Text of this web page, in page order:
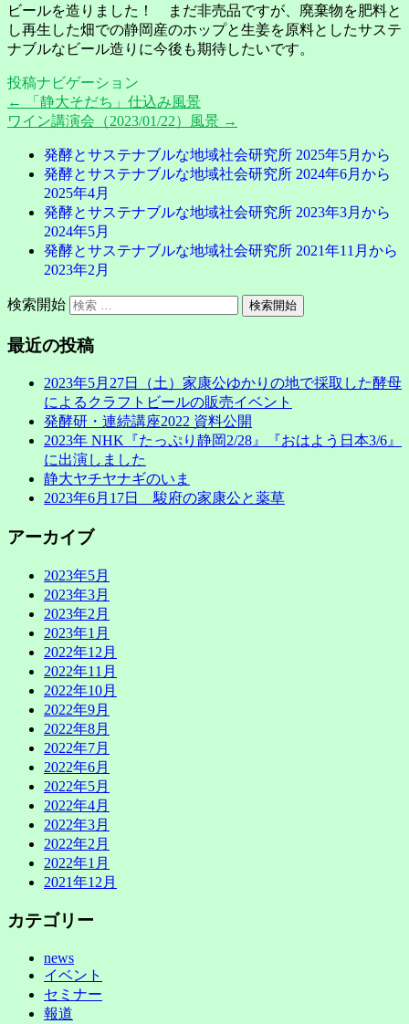
ビールを造りました！ まだ非売品ですが、廃棄物を肥料と
し再生した畑での静岡産のホップと生姜を原料としたサステ
ナブルなビール造りに今後も期待したいです。
投稿ナビゲーション
←
「静大そだち」仕込み風景
ワイン講演会（2023/01/22）風景 →
発酵とサステナブルな地域社会研究所 2025年5月から
発酵とサステナブルな地域社会研究所 2024年6月から
2025年4月
発酵とサステナブルな地域社会研究所 2023年3月から
2024年5月
発酵とサステナブルな地域社会研究所 2021年11月から
2023年2月
検索開始
最近の投稿
2023年5月27日（土）家康公ゆかりの地で採取した酵母
によるクラフトビールの販売イベント
発酵研・連続講座2022 資料公開
2023年 NHK『たっぷり静岡2/28』『おはよう日本3/6』
に出演しました
静大ヤチヤナギのいま
2023年6月17日 駿府の家康公と薬草
アーカイブ
2023年5月
2023年3月
2023年2月
2023年1月
2022年12月
2022年11月
2022年10月
2022年9月
2022年8月
2022年7月
2022年6月
2022年5月
2022年4月
2022年3月
2022年2月
2022年1月
2021年12月
カテゴリー
news
イベント
セミナー
報道